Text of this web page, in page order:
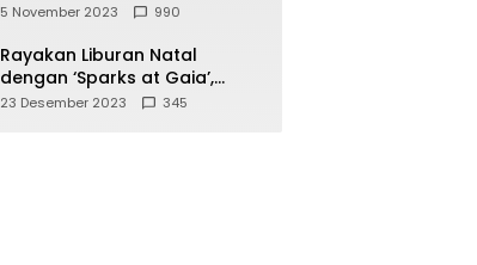
Koperasi SUB Dilaporkan ke
5 November 2023 990
Rayakan Liburan Natal
dengan ‘Sparks at Gaia’,
Sajikan Tempat Foto Estetik
23 Desember 2023 345